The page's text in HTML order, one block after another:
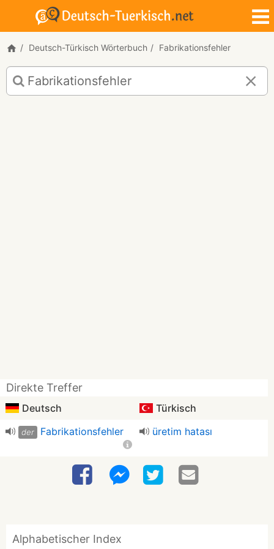
Deutsch-Türkisch Wörterbuch Fabrikationsfehler
Deutsch-
Türkisch
Übersetzung
Direkte Treffer
Deutsch Türkisch
der Fabrikationsfehler üretim hatası
Alphabetischer Index